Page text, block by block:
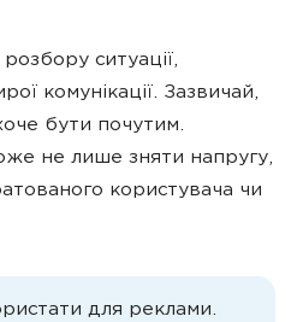
ситуації,
комунікації. Зазвичай,
бути почутим.
не лише зняти напругу,
користувача чи
для реклами.